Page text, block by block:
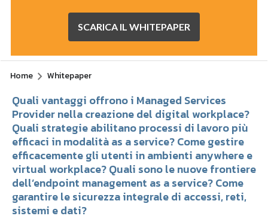
SCARICA IL WHITEPAPER
Home Whitepaper
Quali vantaggi offrono i Managed Services
Provider nella creazione del digital workplace?
Quali strategie abilitano processi di lavoro più
efficaci in modalità as a service? Come gestire
efficacemente gli utenti in ambienti anywhere e
virtual workplace? Quali sono le nuove frontiere
dell’endpoint management as a service? Come
garantire le sicurezza integrale di accessi, reti,
sistemi e dati?